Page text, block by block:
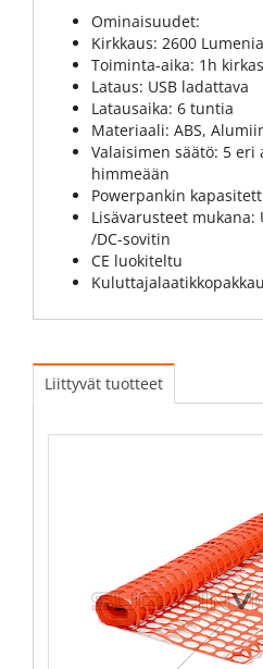
Ominaisuudet:
Kirkkaus: 2600 Lumenia
Toiminta-aika: 1h
Lataus: USB ladattava
Latausaika: 6 tuntia
Materiaali: ABS,
Valaisimen säätö: 5 eri
himmeään
Powerpankin
Lisävarusteet mukana:
/DC-sovitin
CE luokiteltu
Liittyvät tuotteet